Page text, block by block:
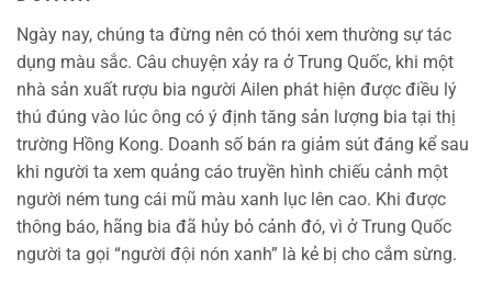
Ngày nay, chúng ta đừng nên có thói xem thường sự tác
dụng màu sắc. Câu chuyện xảy ra ở Trung Quốc, khi một
nhà sản xuất rượu bia người Ailen phát hiện được điều lý
thú đúng vào lúc ông có ý định tăng sản lượng bia tại thị
trường Hồng Kong. Doanh số bán ra giảm sút đáng kể sau
khi người ta xem quảng cáo truyền hình chiếu cảnh một
người ném tung cái mũ màu xanh lục lên cao. Khi được
thông báo, hãng bia đã hủy bỏ cảnh đó, vì ở Trung Quốc
người ta gọi “người đội nón xanh” là kẻ bị cho cắm sừng.